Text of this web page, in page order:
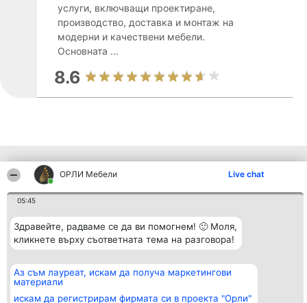
ОРЛИ Мебели Live chat
05:45
Здравейте, радваме се да ви помогнем! 🙂 Моля,
кликнете върху съответната тема на разговора!
Аз съм лауреат, искам да получа маркетингови
материали
искам да регистрирам фирмата си в проекта "Орли"
услуги, включващи проектиране,
производство, доставка и монтаж на
модерни и качествени мебели.
Основната ...
8.6
Други фирми от региона
Организатор на
класиране
Beautiful Company S.R.L.
BulevardulAleea Timișul De
4, Ap. 13
București 53-238
CUI 36737675
Класация
Победители
всички
Правила
Статут/Устав
поверителност
Контакти
Контакти